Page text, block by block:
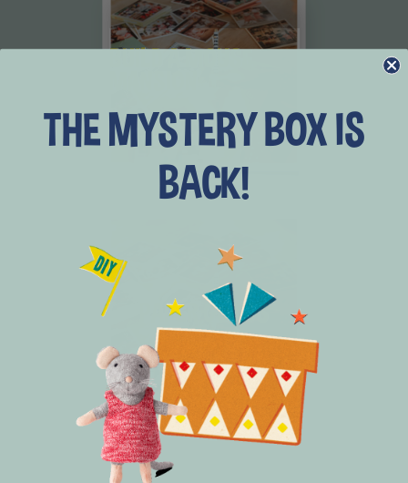
BUILD A MOUSE
PAPER GOODS
THE MYSTERY BOX IS
BACK!